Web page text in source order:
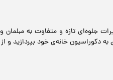
جلوه‌ای تازه و متفاوت به
دکوراسیون خانه‌ی خود بپردازید و